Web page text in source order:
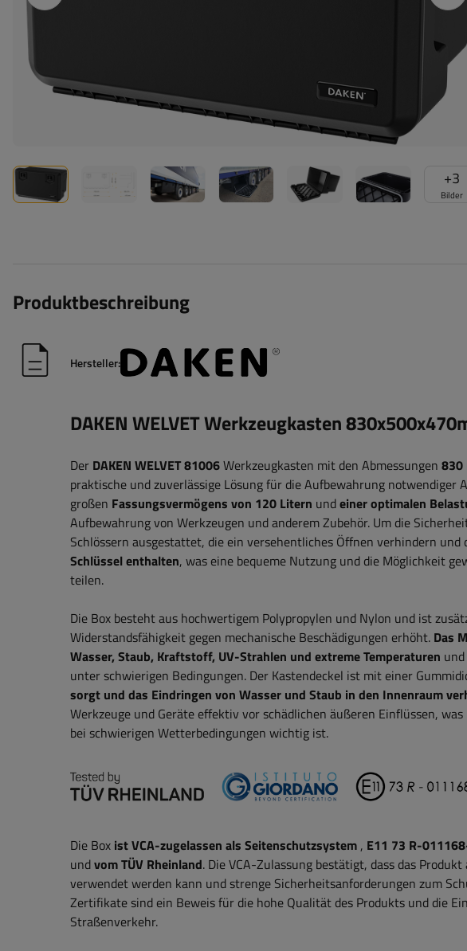
+3
Bilder
Produktbeschreibung
Hersteller:
DAKEN WELVET Werkzeugkasten
Der DAKEN WELVET 81006Werkzeugkasten mit den Abmessungen 830
praktische und zuverlässige Lösung für die Aufbewahrung notwendiger
großen Fassungsvermögens von 120 Litern undeiner optimalen
Aufbewahrung von Werkzeugen und anderem Zubehör. Um die
Schlössern ausgestattet, die ein versehentliches Öffnen verhindern
Schlüssel enthalten, was eine bequeme Nutzung und die Möglichkeit
teilen.
Die Box besteht aus hochwertigem Polypropylen und Nylon und ist
Widerstandsfähigkeit gegen mechanische Beschädigungen erhöht. Das
Wasser, Staub, Kraftstoff, UV-Strahlen und extreme Temperaturen
unter schwierigen Bedingungen. Der Kastendeckel ist mit einer
sorgt und das Eindringen von Wasser und Staub in den Innenraum
Werkzeuge und Geräte effektiv vor schädlichen äußeren Einflüssen,
bei schwierigen Wetterbedingungen wichtig ist.
Die Box ist VCA-zugelassen als Seitenschutzsystem , E11 73 R-
undvom TÜV Rheinland. Die VCA-Zulassung bestätigt, dass das
verwendet werden kann und strenge Sicherheitsanforderungen zum
Zertifikate sind ein Beweis für die hohe Qualität des Produkts und die
Straßenverkehr.